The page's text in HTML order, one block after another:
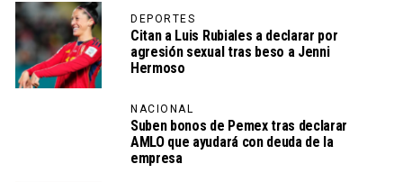
DEPORTES
Citan a Luis Rubiales a declarar por
agresión sexual tras beso a Jenni
Hermoso
NACIONAL
Suben bonos de Pemex tras declarar
AMLO que ayudará con deuda de la
empresa